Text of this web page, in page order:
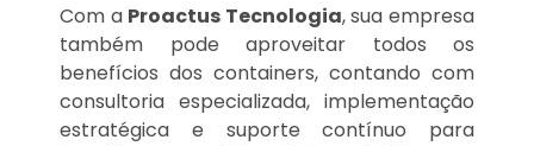
Com a Proactus Tecnologia, sua empresa
também pode aproveitar todos os
benefícios dos containers, contando com
consultoria especializada, implementação
estratégica e suporte contínuo para